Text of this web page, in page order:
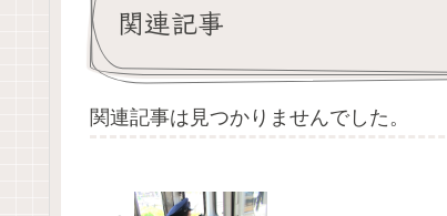
関連記事
関連記事は見つかりませんでした。